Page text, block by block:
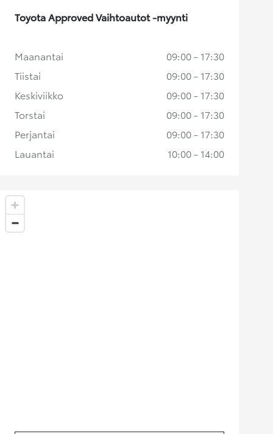
Toyota Approved Vaihtoautot -myynti
Maanantai
09:00 - 17:30
Tiistai
09:00 - 17:30
Keskiviikko
09:00 - 17:30
Torstai
09:00 - 17:30
Perjantai
09:00 - 17:30
Lauantai
10:00 - 14:00